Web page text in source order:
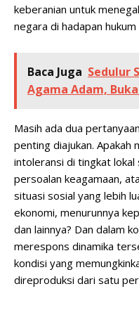
keberanian untuk
negara di hadapan
Baca Juga Sedulur
Agama Adam,
Masih ada dua
penting diajukan.
intoleransi di tingkat
persoalan keagamaan,
situasi sosial yang lebih
ekonomi, menurunnya
dan lainnya? Dan dalam
merespons dinamika
kondisi yang
direproduksi dari satu